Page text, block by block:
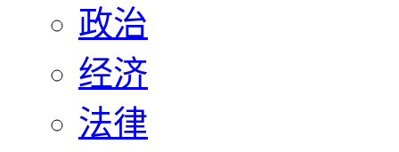
政治
经济
法律